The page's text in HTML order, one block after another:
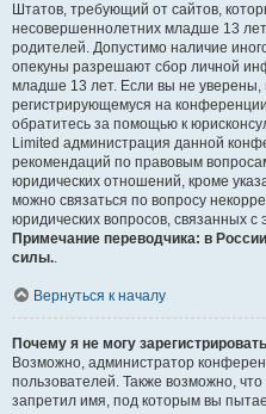
Штатов, требующий от сайтов,
несовершеннолетних младше 13
родителей. Допустимо наличие
опекуны разрешают сбор личной
младше 13 лет. Если вы не уверены,
регистрирующемуся на
обратитесь за помощью к
Limited администрация данной
рекомендаций по правовым
юридических отношений, кроме
можно связаться по вопросу
юридических вопросов, связанных
Примечание переводчика: в
силы..
Вернуться к началу
Почему я не могу
Возможно, администратор
пользователей. Также возможно,
запретил имя, под которым вы